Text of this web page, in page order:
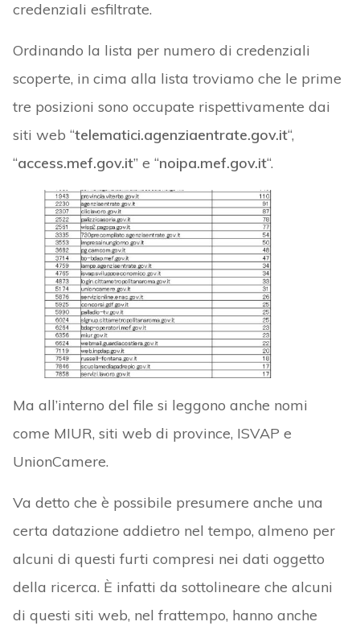
credenziali esfiltrate.
Ordinando la lista per numero di credenziali
scoperte, in cima alla lista troviamo che le prime
tre posizioni sono occupate rispettivamente dai
siti web “telematici.agenziaentrate.gov.it“,
“access.mef.gov.it” e “noipa.mef.gov.it“.
Ma all’interno del file si leggono anche nomi
come MIUR, siti web di province, ISVAP e
UnionCamere.
Va detto che è possibile presumere anche una
certa datazione addietro nel tempo, almeno per
alcuni di questi furti compresi nei dati oggetto
della ricerca. È infatti da sottolineare che alcuni
di questi siti web, nel frattempo, hanno anche